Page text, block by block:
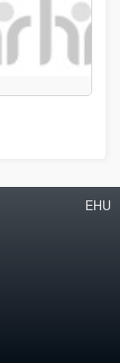
EHU